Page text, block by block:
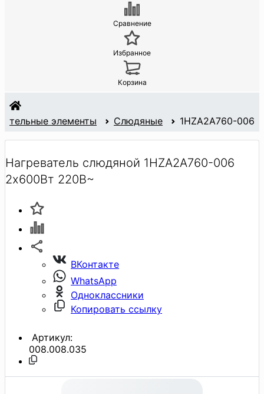
Сравнение
Избранное
Корзина
элементы Слюдяные 1HZA2A760-006
Нагреватель слюдяной 1HZA2A760-006
2х600Вт 220В~
ВКонтакте
WhatsApp
Одноклассники
Копировать ссылку
Артикул:
008.008.035